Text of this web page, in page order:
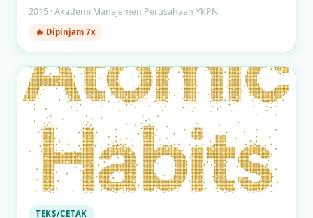
2015 · Akademi Manajemen Perusahaan YKPN
🔥 Dipinjam 7x
TEKS/CETAK